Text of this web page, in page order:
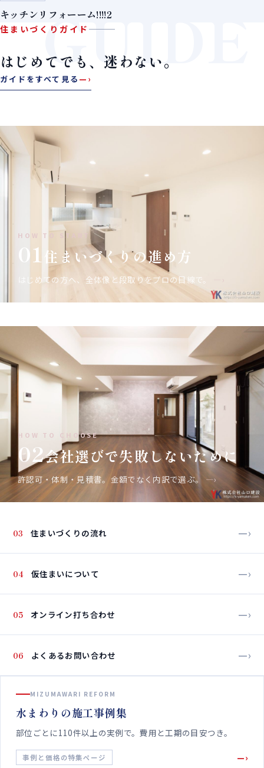
キッチンリフォーーム!!!!2
GUIDE
住まいづくりガイド
はじめてでも、迷わない。
ガイドをすべて見る —›
HOW TO START
01 住まいづくりの進め方
はじめての方へ、全体像と段取りをプロの目線で。 —›
HOW TO CHOOSE
02会社選びで失敗しないために
許認可・体制・見積書。金額でなく内訳で選ぶ。 —›
03 住まいづくりの流れ —›
04 仮住まいについて —›
05 オンライン打ち合わせ —›
06 よくあるお問い合わせ —›
MIZUMAWARI REFORM
水まわりの施工事例集
部位ごとに110件以上の実例で。費用と工期の目安つき。
事例と価格の特集ページ —›